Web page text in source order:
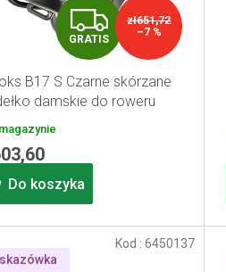
G
R
A
GRATIS
zł651,72
–7 %
B17 S Czarne skórzane
damskie do roweru
Do koszyka
Kod :6450137